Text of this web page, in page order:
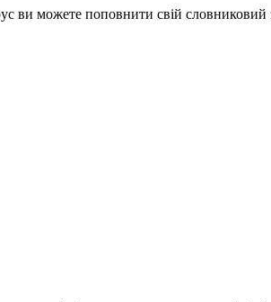
ви можете поповнити свій